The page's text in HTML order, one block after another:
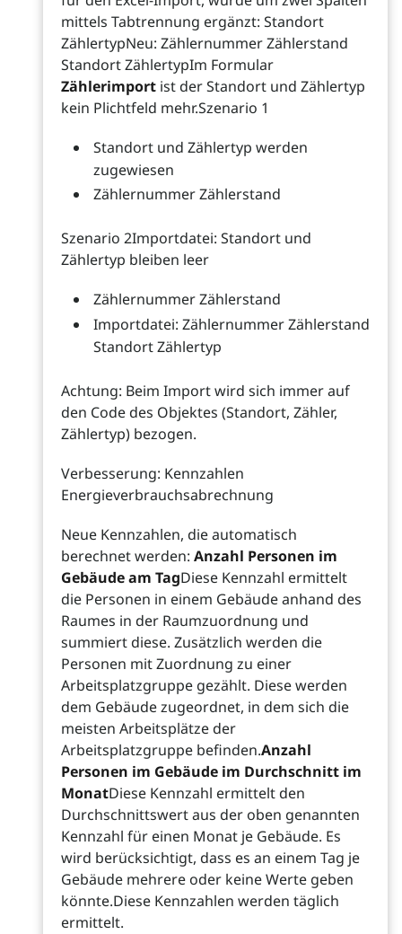
mittels Tabtrennung ergänzt: Standort
ZählertypNeu: Zählernummer Zählerstand
Standort ZählertypIm Formular
Zählerimport ist der Standort und Zählertyp
kein Plichtfeld mehr.Szenario 1
Standort und Zählertyp werden
zugewiesen
Zählernummer Zählerstand
Szenario 2Importdatei: Standort und
Zählertyp bleiben leer
Zählernummer Zählerstand
Importdatei: Zählernummer Zählerstand
Standort Zählertyp
Achtung: Beim Import wird sich immer auf
den Code des Objektes (Standort, Zähler,
Zählertyp) bezogen.
Verbesserung: Kennzahlen
Energieverbrauchsabrechnung
Neue Kennzahlen, die automatisch
berechnet werden: Anzahl Personen im
Gebäude am TagDiese Kennzahl ermittelt
die Personen in einem Gebäude anhand des
Raumes in der Raumzuordnung und
summiert diese. Zusätzlich werden die
Personen mit Zuordnung zu einer
Arbeitsplatzgruppe gezählt. Diese werden
dem Gebäude zugeordnet, in dem sich die
meisten Arbeitsplätze der
Arbeitsplatzgruppe befinden.Anzahl
Personen im Gebäude im Durchschnitt im
MonatDiese Kennzahl ermittelt den
Durchschnittswert aus der oben genannten
Kennzahl für einen Monat je Gebäude. Es
wird berücksichtigt, dass es an einem Tag je
Gebäude mehrere oder keine Werte geben
könnte.Diese Kennzahlen werden täglich
ermittelt.